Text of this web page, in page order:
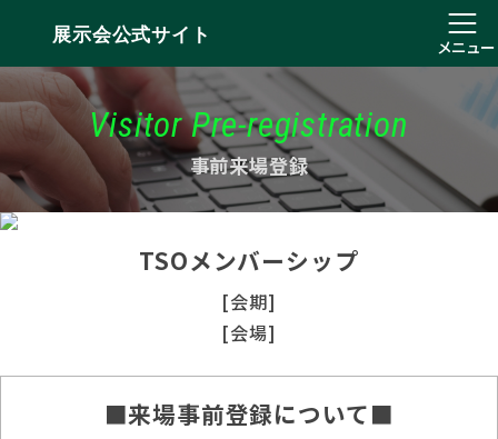
展示会公式サイト
メニュー
Visitor Pre-registration
事前来場登録
TSOメンバーシップ
[会期]
[会場]
■来場事前登録について■